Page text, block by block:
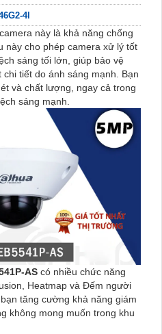
4I
này là khả năng chống
này cho phép camera xử lý tốt
sáng tối lớn, giúp bảo vệ
tiết do ánh sáng mạnh. Bạn
và chất lượng, ngay cả trong
sáng mạnh.
AS có nhiều chức năng
Heatmap và Đếm người
tăng cường khả năng giám
không mong muốn trong khu